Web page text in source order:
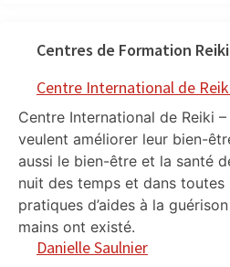
Centres de Formation
Centre International de
Centre International de Reiki
veulent améliorer leur bien-
aussi le bien-être et la santé
nuit des temps et dans toutes
pratiques d’aides à la
mains ont existé.
Danielle Saulnier